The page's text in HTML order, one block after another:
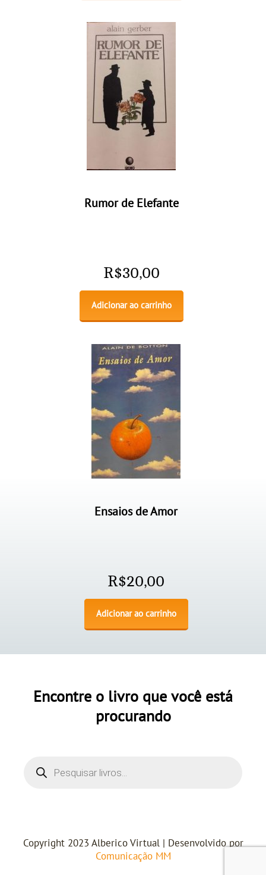
Rumor de Elefante
R$30,00
Adicionar ao carrinho
Ensaios de Amor
R$20,00
Adicionar ao carrinho
Encontre o livro que você está
procurando
Copyright 2023 Alberico Virtual | Desenvolvido por
Comunicação MM